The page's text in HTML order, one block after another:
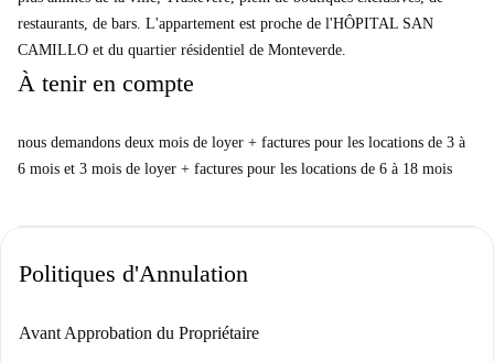
restaurants, de bars. L'appartement est proche de l'HÔPITAL SAN
CAMILLO et du quartier résidentiel de Monteverde.
À tenir en compte
nous demandons deux mois de loyer + factures pour les locations de 3 à
6 mois et 3 mois de loyer + factures pour les locations de 6 à 18 mois
Politiques d'Annulation
Avant Approbation du Propriétaire